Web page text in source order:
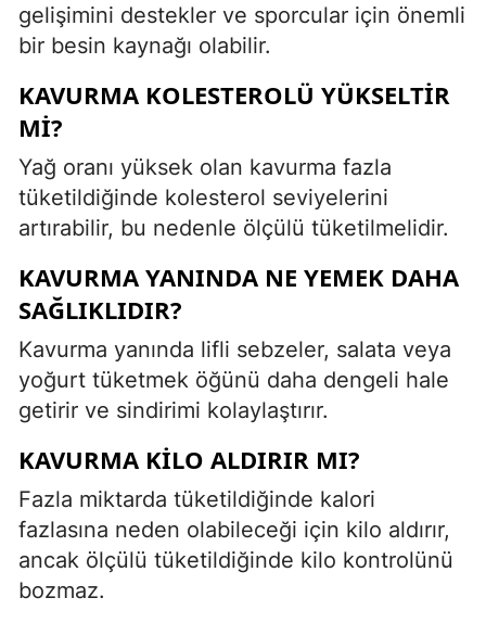
gelişimini destekler ve sporcular için önemli
bir besin kaynağı olabilir.
KAVURMA KOLESTEROLÜ YÜKSELTIR
MI?
Yağ oranı yüksek olan kavurma fazla
tüketildiğinde kolesterol seviyelerini
artırabilir, bu nedenle ölçülü tüketilmelidir.
KAVURMA YANINDA NE YEMEK DAHA
SAĞLIKLIDIR?
Kavurma yanında lifli sebzeler, salata veya
yoğurt tüketmek öğünü daha dengeli hale
getirir ve sindirimi kolaylaştırır.
KAVURMA KILO ALDIRIR MI?
Fazla miktarda tüketildiğinde kalori
fazlasına neden olabileceği için kilo aldırır,
ancak ölçülü tüketildiğinde kilo kontrolünü
bozmaz.